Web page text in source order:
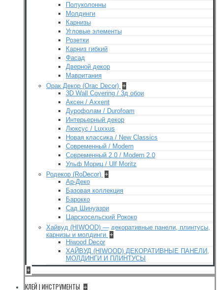
Полуколонны
Молдинги
Карнизы
Угловые элементы
Розетки
Карниз гибкий
Фасад
Дверной декор
Мавритания
Орак Декор (Orac Decor) +
3D Wall Covering / 3д обои
Аксен / Axxent
Дурофолам / Durofoam
Интерьерный декор
Люксус / Luxxus
Новая классика / New Classics
Современный / Modern
Современный 2.0 / Modern 2.0
Ульф Мориц / Ulf Moritz
Родекор (RoDecor) +
Ар-Деко
Базовая коллекция
Барокко
Сад Шинуазри
Царскосельский Рококо
Хайвуд (HIWOOD) — декоративные панели, плинтусы,
карнизы и молдинги +
Hiwood Decor
ХАЙВУД (HIWOOD) ДЕКОРАТИВНЫЕ ПАНЕЛИ,
МОЛДИНГИ И ПЛИНТУСЫ
+
КЛЕЙ | ИНСТРУМЕНТЫ +